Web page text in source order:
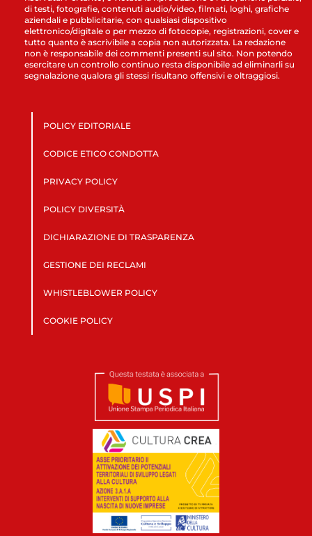
di testi, fotografie, contenuti audio/video, filmati, loghi, grafiche
aziendali e pubblicitarie, con qualsiasi dispositivo
elettronico/digitale o per mezzo di fotocopie, registrazioni, cover e
tutto quanto è ascrivibile a copia non autorizzata. La redazione
non è responsabile dei commenti presenti sul sito. Non potendo
esercitare un controllo continuo resta disponibile ad eliminarli su
segnalazione qualora gli stessi risultano offensivi e oltraggiosi.
POLICY EDITORIALE
CODICE ETICO CONDOTTA
PRIVACY POLICY
POLICY DIVERSITÀ
DICHIARAZIONE DI TRASPARENZA
GESTIONE DEI RECLAMI
WHISTLEBLOWER POLICY
COOKIE POLICY